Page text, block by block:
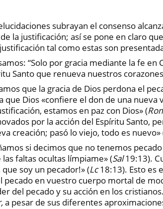
subrayan el consenso
la justificación; así se pone en claro
tal como estas son
“Solo por gracia mediante la fe
Santo que renueva nuestros
que la gracia de Dios perdona el
que Dios «confiere el don de una nueva
estamos en paz con Dios» (
por la acción del Espíritu Santo,
creación; pasó lo viejo, todo es nuevo»
si decimos que no tenemos pecado
las faltas ocultas límpiame» (Sal19:13).
soy un pecador!» (Lc18:13). Esto es
pecado en vuestro cuerpo mortal de
del pecado y su acción en los
a pesar de sus diferentes